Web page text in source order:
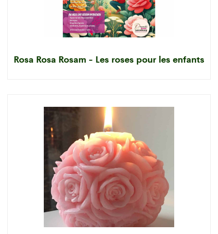
Rosa Rosa Rosam - Les roses pour les enfants